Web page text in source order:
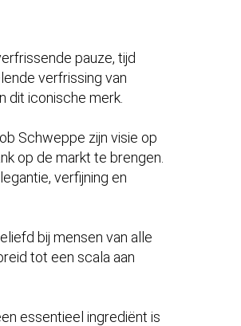
pauze, tijd
verfrissing van
dit iconische merk.
Schweppe zijn visie op
op de markt te brengen.
verfijning en
bij mensen van alle
tot een scala aan
essentieel ingrediënt is